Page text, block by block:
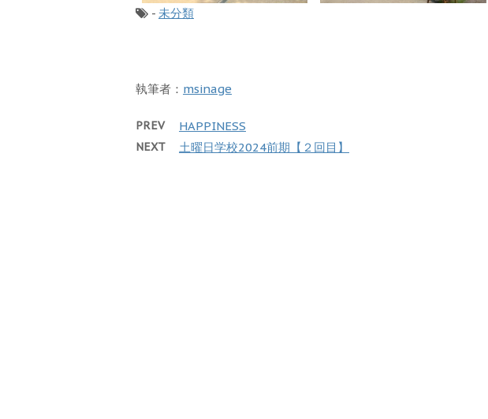
- 未分類
執筆者： msinage
PREV HAPPINESS
NEXT 土曜日学校2024前期【２回目】